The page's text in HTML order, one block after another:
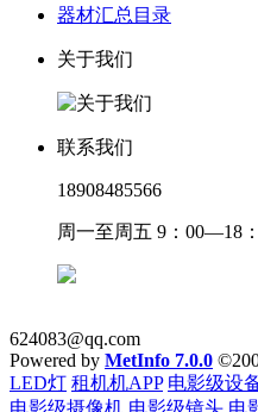
器材汇总目录
关于我们
联系我们
18908485566
周一至周五 9：00—18
624083@qq.com
Powered by MetInfo 7.0.0
LED灯 租机机APP 电影级设